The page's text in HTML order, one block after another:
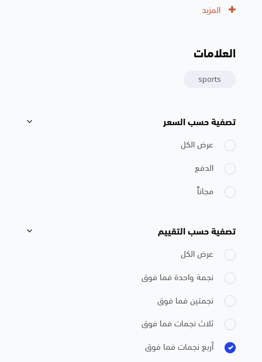
المزيد
تجاوز الوسوم
العلامات
sports
تجاوز [Cocoon] Course Filter (Paid)
تصفية حسب السعر
عرض الكل
الدفع
مجاناً
تجاوز [Cocoon] Course Filter (Rating)
تصفية حسب التقييم
عرض الكل
نجمة واحدة فما فوق
نجمتين فما فوق
ثلاث نجمات فما فوق
أربع نجمات فما فوق